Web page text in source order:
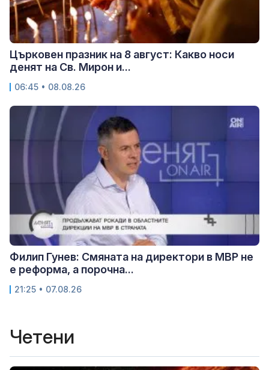
Църковен празник на 8 август: Какво носи
денят на Св. Мирон и...
06:45 • 08.08.26
Филип Гунев: Смяната на директори в МВР не
е реформа, а порочна...
21:25 • 07.08.26
Четени